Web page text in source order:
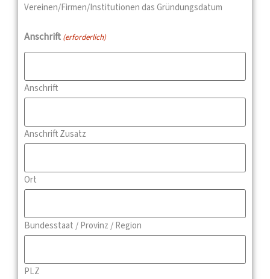
Vereinen/Firmen/Institutionen das Gründungsdatum
Anschrift (erforderlich)
Anschrift
Anschrift Zusatz
Ort
Bundesstaat / Provinz / Region
PLZ